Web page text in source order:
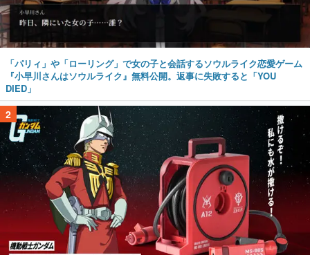
「パリィ」や「ローリング」で女の子と会話するソウルライク恋愛ゲーム
『小早川さんはソウルライク』無料公開。返事に失敗すると「YOU
DIED」
2